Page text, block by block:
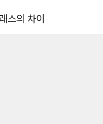
스의 차이